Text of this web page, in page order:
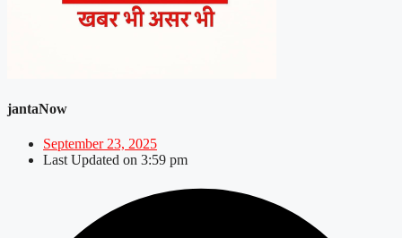
jantaNow
September 23, 2025
Last Updated on 3:59 pm